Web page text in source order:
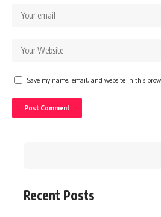
Save my name, email, and website in this
Recent Posts